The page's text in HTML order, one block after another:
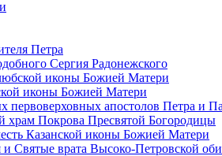
Петра
Сергия Радонежского
иконы Божией Матери
иконы Божией Матери
первоверховных апостолов Петра и
храм Покрова Пресвятой Богородицы
Казанской иконы Божией Матери
и Святые врата Высоко-Петровской